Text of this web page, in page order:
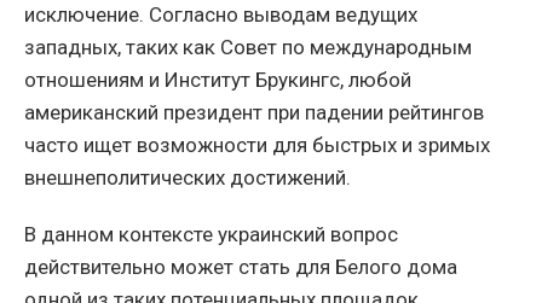
исключение. Согласно выводам ведущих
западных, таких как Совет по международным
отношениям и Институт Брукингс, любой
американский президент при падении рейтингов
часто ищет возможности для быстрых и зримых
внешнеполитических достижений.
В данном контексте украинский вопрос
действительно может стать для Белого дома